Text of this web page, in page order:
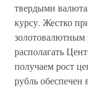
твердыми
курсу. Жестко
золотовалютным
располагать
получаем рост
рубль